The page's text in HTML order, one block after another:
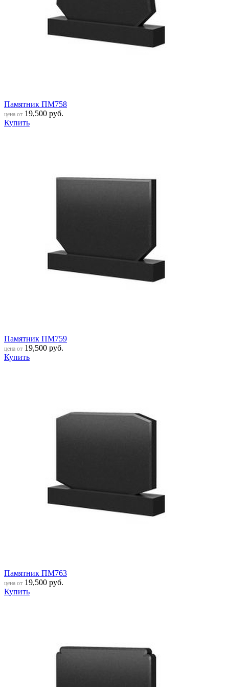
Памятник ПМ758
цена от 19,500 руб.
Купить
Памятник ПМ759
цена от 19,500 руб.
Купить
Памятник ПМ763
цена от 19,500 руб.
Купить